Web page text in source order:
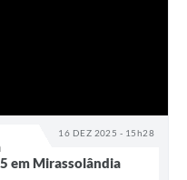
16 DEZ 2025 - 15h28
em Mirassolândia